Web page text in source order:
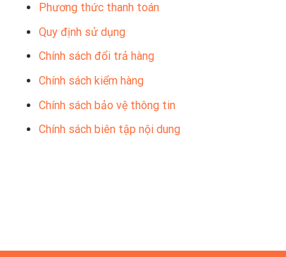
Phương thức thanh toán
Quy định sử dụng
Chính sách đổi trả hàng
Chính sách kiểm hàng
Chính sách bảo vệ thông tin
Chính sách biên tập nội dung